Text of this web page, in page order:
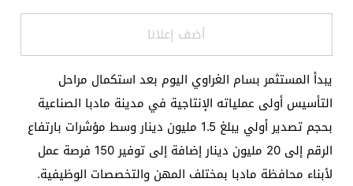
أضف إعلانا
يبدأ المستثمر بسام الغراوي اليوم بعد استكمال مراحل
التأسيس أولى عملياته الإنتاجية في مدينة مادبا الصناعية
بحجم تصدير أولي يبلغ 1.5 مليون دينار وسط مؤشرات بارتفاع
الرقم إلى 20 مليون دينار إضافة إلى توفير 150 فرصة عمل
لأبناء محافظة مادبا بمختلف المهن والتخصصات الوظيفية.